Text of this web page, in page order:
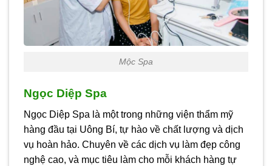
Mộc Spa
Ngọc Diệp Spa
Ngọc Diệp Spa là một trong những viện thẩm mỹ
hàng đầu tại Uông Bí, tự hào về chất lượng và dịch
vụ hoàn hảo. Chuyên về các dịch vụ làm đẹp công
nghệ cao, và mục tiêu làm cho mỗi khách hàng tự